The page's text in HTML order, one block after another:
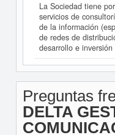
La Sociedad tiene
servicios de
de la información
de redes de
desarrollo e
Preguntas
DELTA